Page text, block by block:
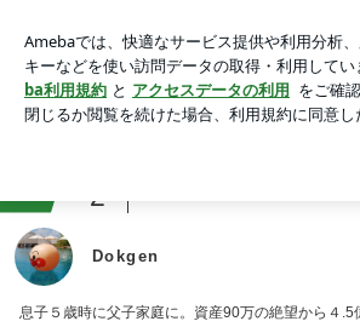
アプリをダウンロードして ブログの更新通知
ょう。
2
Dokgen
息子５歳時に父子家庭に。資産90万の絶望から４.5